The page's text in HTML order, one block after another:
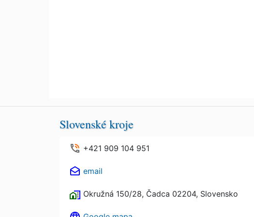
Slovenské kroje
+421 909 104 951
email
Okružná 150/28, Čadca 02204, Slovensko